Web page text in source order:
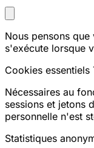
Nous pensons
s'exécute lorsque
Cookies essentiels
Nécessaires au
sessions et jetons
personnelle n'est
Statistiques